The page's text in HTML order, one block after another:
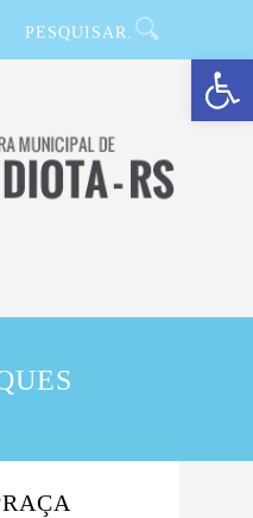
Barra de Ferramentas Aberta